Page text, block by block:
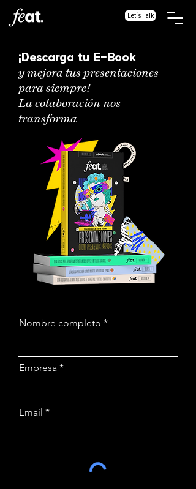
Let´s Talk
¡Descarga tu E-Book
y mejora tus presentaciones
para siempre!
La colaboración nos
transforma
Nombre completo
Empresa
Email